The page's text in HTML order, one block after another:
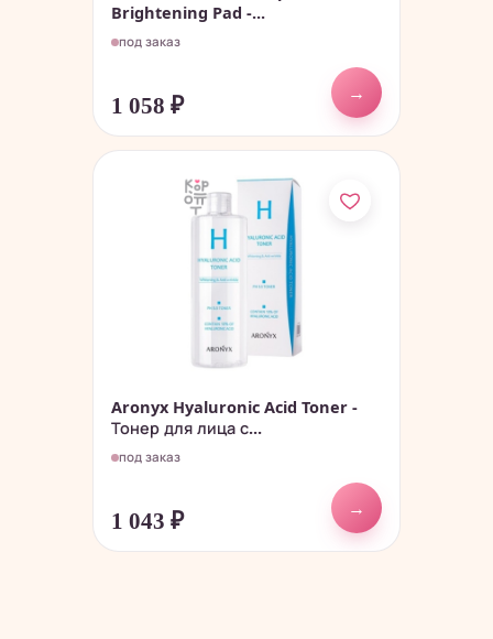
Brightening Pad -...
под заказ
1 058 ₽
→
Aronyx Hyaluronic Acid Toner -
Тонер для лица с...
под заказ
1 043 ₽
→